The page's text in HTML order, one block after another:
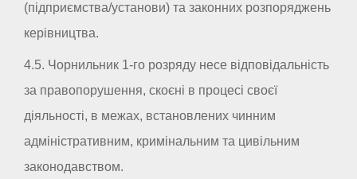
(підприємства/установи) та законних розпоряджень
керівництва.
4.5. Чорнильник 1-го розряду несе відповідальність
за правопорушення, скоєні в процесі своєї
діяльності, в межах, встановлених чинним
адміністративним, кримінальним та цивільним
законодавством.